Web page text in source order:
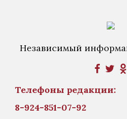
Независимый
Телефоны редакции:
8-924-851-07-92